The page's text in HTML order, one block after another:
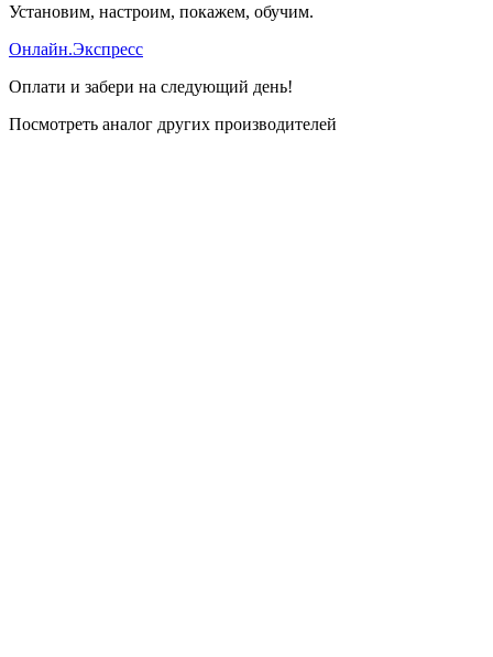
Установим, настроим, покажем, обучим.
Онлайн.Экспресс
Оплати и забери на следующий день!
Посмотреть аналог других производителей